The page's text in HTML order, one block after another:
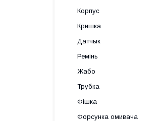
Корпус
Кришка
Датчык
Ремінь
Жабо
Трубка
Фішка
Форсунка омивача